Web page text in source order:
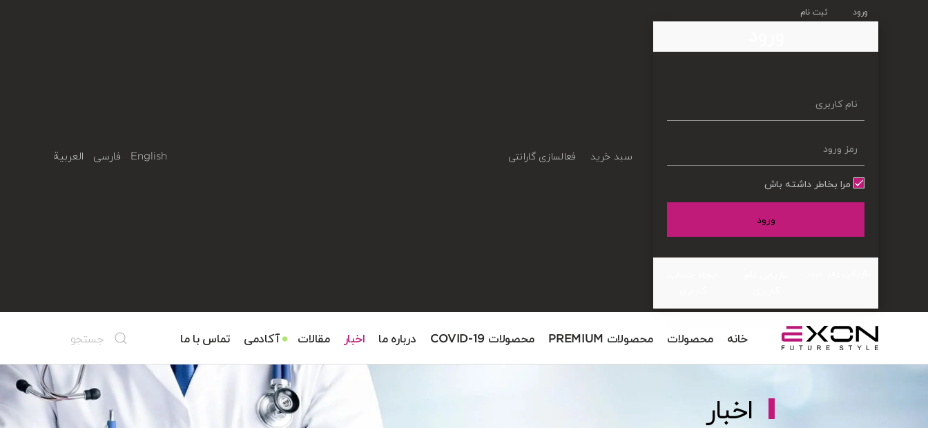
ورود ثبت نام
مرا بخاطر داشته باش
ورود
سبد خرید فعالسازی گارانتی English فارسی العربية
خانه محصولات محصولات PREMIUM محصولات COVID-19 درباره ما اخبار مقالات آکادمی تماس با ما
اخبار